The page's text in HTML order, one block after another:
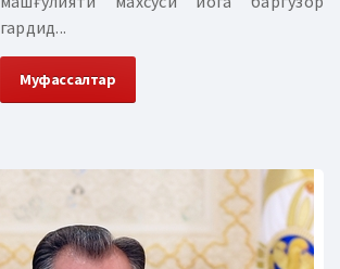
гардид...
Муфассалтар